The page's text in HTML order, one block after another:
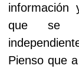
información
que se
Pienso que